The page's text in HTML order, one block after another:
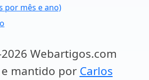
por mês e ano)
Webartigos.com
mantido por Carlos